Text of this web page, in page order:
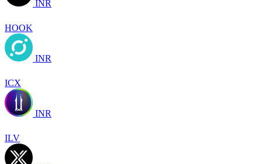
INR
HOOK
INR
ICX
INR
ILV